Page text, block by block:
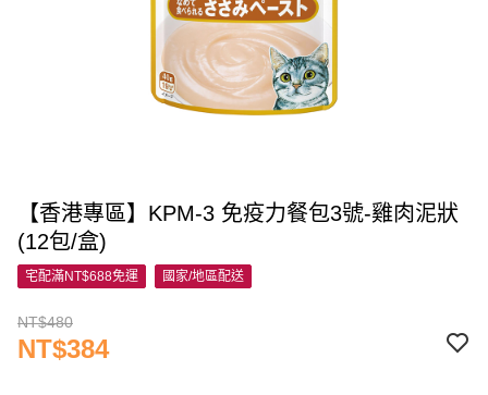
【香港專區】KPM-3 免疫力餐包3號-雞肉泥狀
(12包/盒)
宅配滿NT$688免運 國家/地區配送
NT$480
NT$384